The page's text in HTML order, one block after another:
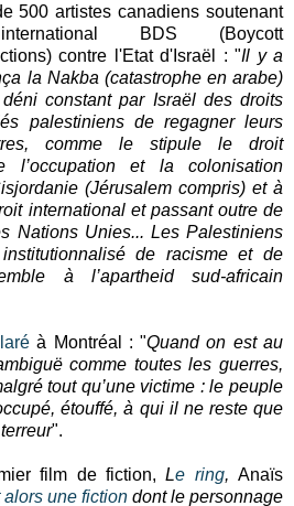
500 artistes canadiens soutenant
BDS (Boycott
contre l'Etat d'Israël : "Il y a
la Nakba (catastrophe en arabe)
constant par Israël des droits
palestiniens de regagner leurs
comme le stipule le droit
l’occupation et la colonisation
(Jérusalem compris) et à
international et passant outre de
Nations Unies... Les Palestiniens
de racisme et de
à l’apartheid sud-africain
à Montréal : "Quand on est au
comme toutes les guerres,
tout qu’une victime : le peuple
étouffé, à qui il ne reste que
".
film de fiction,Le ring, Anaïs
alors une fiction dont le personnage